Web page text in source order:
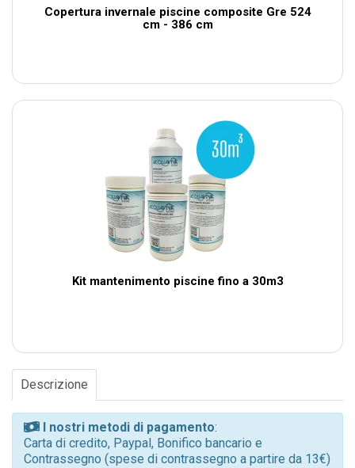
Copertura invernale piscine composite Gre 524
cm - 386 cm
Kit mantenimento piscine fino a 30m3
Descrizione
I nostri metodi di pagamento:
Carta di credito, Paypal, Bonifico bancario e
Contrassegno (spese di contrassegno a partire da 13€)